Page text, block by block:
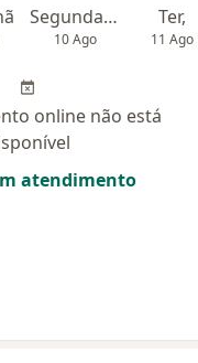
Segunda-feira
10 Ago
Ter,
11 Ago
online não está
atendimento